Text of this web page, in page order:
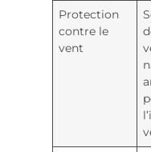
Protection
contre le
vent